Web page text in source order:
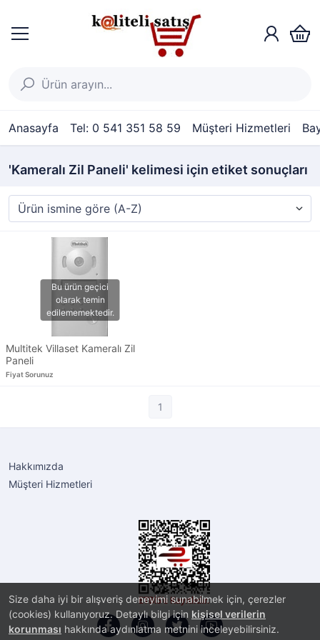
Anasayfa Tel: 0 541 351 58 59 Müşteri Hizmetleri
Size daha iyi bir alışveriş deneyimi sunabilmek için, çerezler
(cookies) kullanıyoruz. Detaylı bilgi için kişisel verilerin
korunması hakkında aydınlatma metnini inceleyebilirsiniz.
'Kameralı Zil Paneli' kelimesi için etiket sonuçları
Multitek Villaset Kameralı Zil
Paneli
Fiyat Sorunuz
1
Hakkımızda
Müşteri Hizmetleri